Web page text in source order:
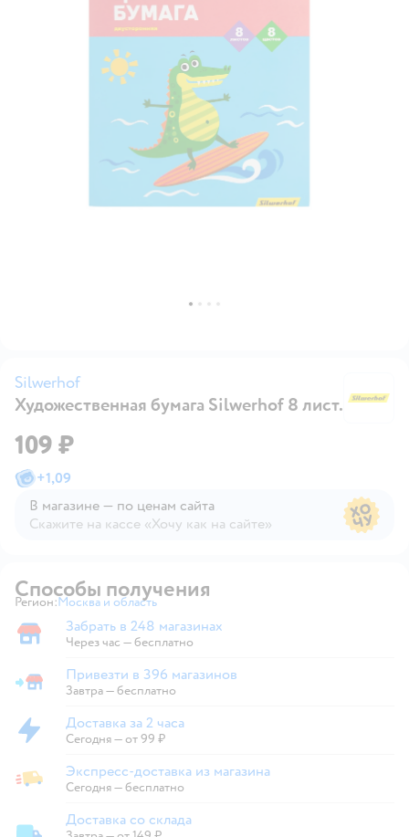
Silwerhof
Художественная бумага Silwerhof 8 лист.
109 ₽
+1,09
В магазине — по ценам сайта
Скажите на кассе «Хочу как на сайте»
Способы получения
Регион: Выбор адреса доставки.
Москва и область
Забрать в магазине
Забрать в 248 магазинах
Через час — бесплатно
Привезти в магазин
Привезти в 396 магазинов
Завтра—бесплатно
Доставка за 2 часа
Доставка за 2 часа
Сегодня—от 99 ₽
Экспресс-доставка из магазина
Экспресс-доставка из магазина
Сегодня—бесплатно
Доставка со склада